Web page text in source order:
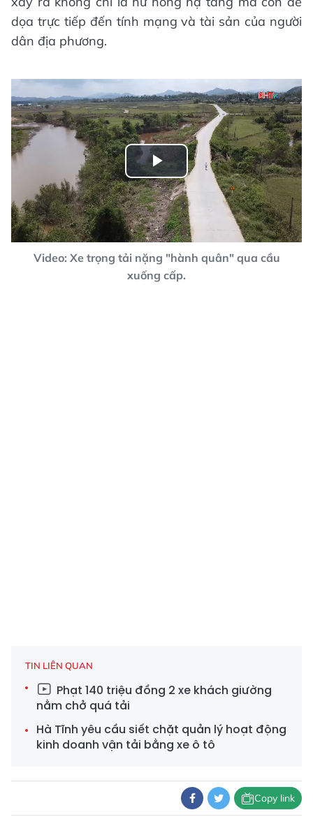
dọa trực tiếp đến tính mạng và tài sản của người
dân địa phương.
Play
Video
Video: Xe trọng tải nặng "hành quân" qua cầu
xuống cấp.
TIN LIÊN QUAN
Phạt 140 triệu đồng 2 xe khách giường
nằm chở quá tải
Hà Tĩnh yêu cầu siết chặt quản lý hoạt động
kinh doanh vận tải bằng xe ô tô
Copy link